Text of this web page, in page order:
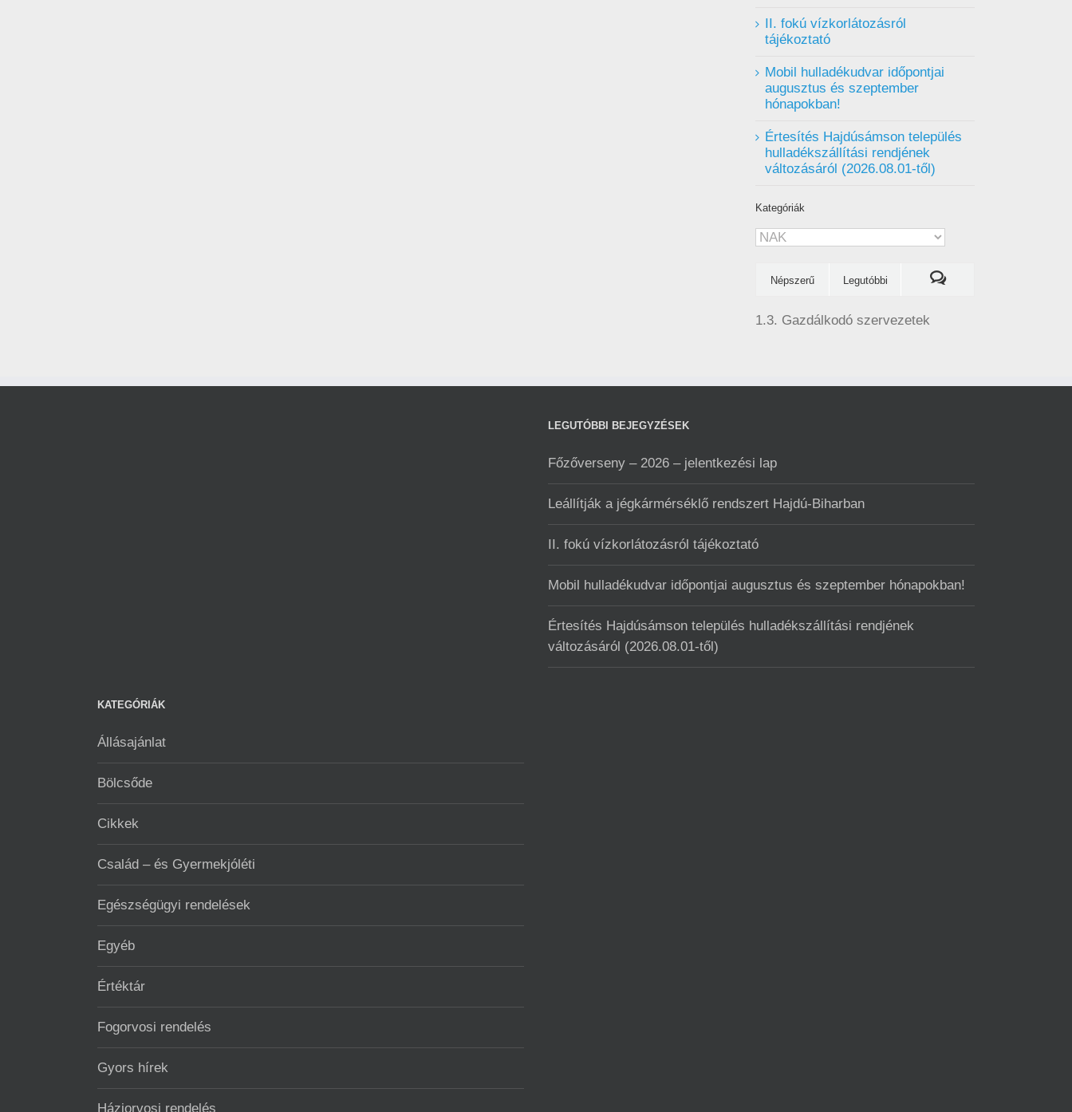
II. fokú vízkorlátozásról
tájékoztató
Mobil hulladékudvar ️időpontjai
augusztus és szeptember
hónapokban!
Értesítés Hajdúsámson település
hulladékszállítási rendjének
változásáról (2026.08.01-től)
Kategóriák
Kategóriák
Népszerű Legutóbbi
1.3. Gazdálkodó szervezetek
LEGUTÓBBI BEJEGYZÉSEK
Főzőverseny – 2026 – jelentkezési lap
Leállítják a jégkármérséklő rendszert Hajdú-Biharban
II. fokú vízkorlátozásról tájékoztató
Mobil hulladékudvar ️időpontjai augusztus és szeptember hónapokban!
Értesítés Hajdúsámson település hulladékszállítási rendjének
változásáról (2026.08.01-től)
KATEGÓRIÁK
Állásajánlat
Bölcsőde
Cikkek
Család – és Gyermekjóléti
Egészségügyi rendelések
Egyéb
Értéktár
Fogorvosi rendelés
Gyors hírek
Háziorvosi rendelés